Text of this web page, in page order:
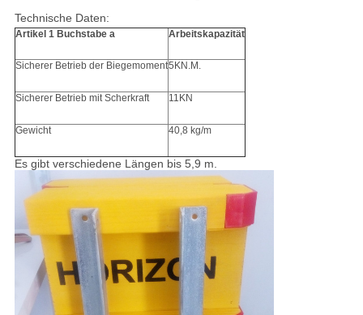
Technische Daten:
Artikel 1 Buchstabe a Arbeitskapazität
Sicherer Betrieb der Biegemoment5KN.M.
Sicherer Betrieb mit Scherkraft 11KN
Gewicht 40,8 kg/m
Es gibt verschiedene Längen bis 5,9 m.